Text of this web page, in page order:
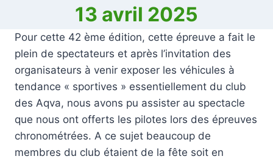
13 avril 2025
Pour cette 42 ème édition, cette épreuve a fait le
plein de spectateurs et après l’invitation des
organisateurs à venir exposer les véhicules à
tendance « sportives » essentiellement du club
des Aqva, nous avons pu assister au spectacle
que nous ont offerts les pilotes lors des épreuves
chronométrées. A ce sujet beaucoup de
membres du club étaient de la fête soit en